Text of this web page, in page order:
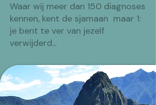
Waar wij meer dan 150 diagnoses
kennen, kent de sjamaan maar 1:
je bent te ver van jezelf
verwijderd...